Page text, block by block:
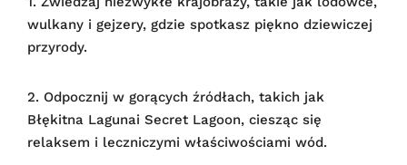
wulkany i gejzery, gdzie spotkasz piękno dziewiczej
przyrody.
2. Odpocznij w gorących źródłach, takich jak
Błękitna Lagunai Secret Lagoon, ciesząc się
relaksem i leczniczymi właściwościami wód.